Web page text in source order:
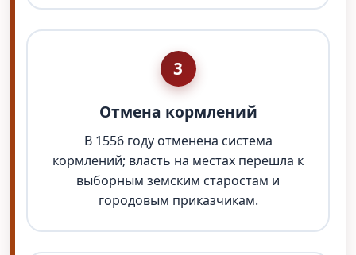
3
Отмена кормлений
В 1556 году отменена система
кормлений; власть на местах перешла к
выборным земским старостам и
городовым приказчикам.